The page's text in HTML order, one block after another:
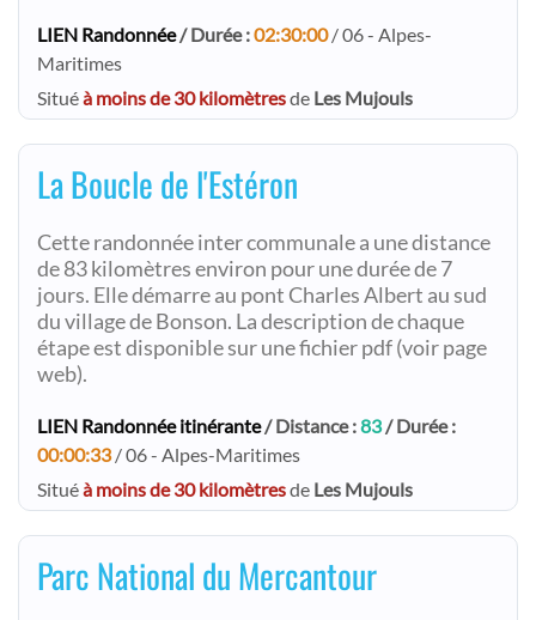
LIEN Randonnée/ Durée :02:30:00/ 06 - Alpes-
Maritimes
Situéà moins de 30 kilomètresde Les Mujouls
La Boucle de l'Estéron
Cette randonnée inter communale a une distance
de 83 kilomètres environ pour une durée de 7
jours. Elle démarre au pont Charles Albert au sud
du village de Bonson. La description de chaque
étape est disponible sur une fichier pdf (voir page
web).
LIEN Randonnée itinérante/ Distance :83/ Durée :
00:00:33/ 06 - Alpes-Maritimes
Situéà moins de 30 kilomètresde Les Mujouls
Parc National du Mercantour